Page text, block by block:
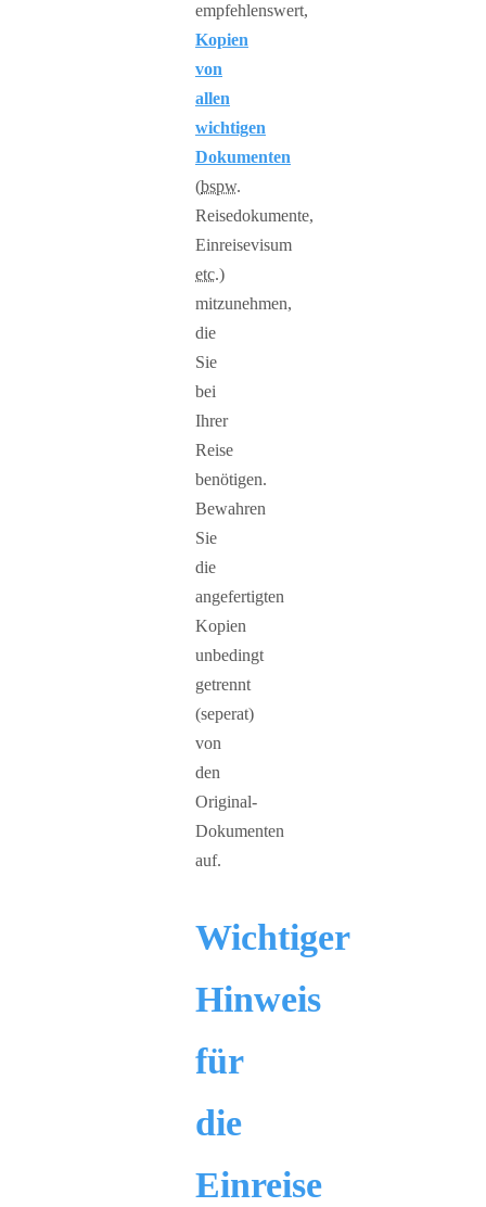
empfehlenswert,
Kopien
von
allen
wichtigen
Dokumenten
(bspw.
Reisedokumente,
Einreisevisum
etc.)
mitzunehmen,
die
Sie
bei
Ihrer
Reise
benötigen.
Bewahren
Sie
die
angefertigten
Kopien
unbedingt
getrennt
(seperat)
von
den
Original-
Dokumenten
auf.
Wichtiger
Hinweis
für
die
Einreise